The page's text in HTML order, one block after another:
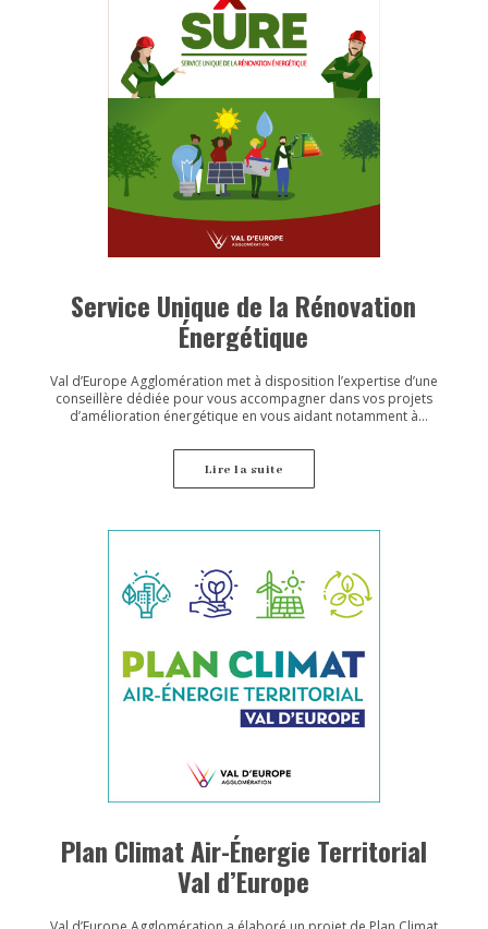
Service Unique de la Rénovation
Énergétique
Val d’Europe Agglomération met à disposition l’expertise d’une
conseillère dédiée pour vous accompagner dans vos projets
d’amélioration énergétique en vous aidant notamment à
susceptibles d’être éligibles.
Lire la suite
Plan Climat Air-Énergie Territorial
Val d’Europe